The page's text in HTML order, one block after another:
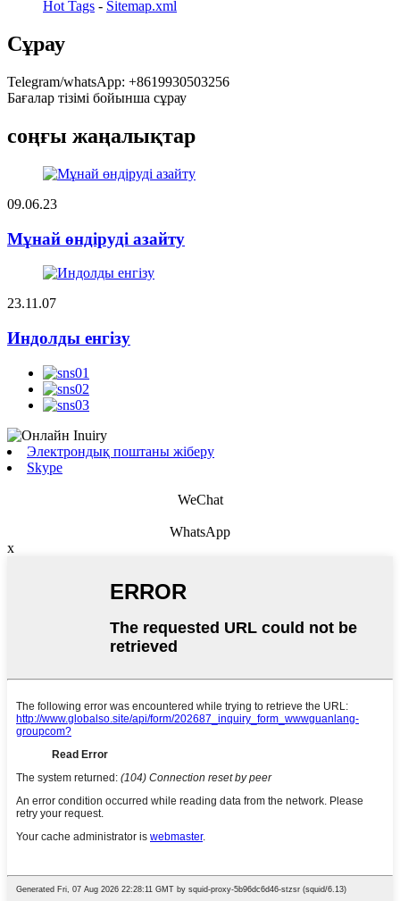
Hot Tags - Sitemap.xml
Сұрау
Telegram/whatsApp: +8619930503256
Бағалар тізімі бойынша сұрау
соңғы жаңалықтар
09.06.23
Мұнай өндіруді азайту
23.11.07
Индолды енгізу
Электрондық поштаны жіберу
Skype
WeChat
WhatsApp
x